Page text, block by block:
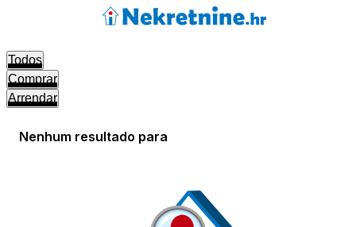
Todos
Comprar
Arrendar
Nenhum resultado para